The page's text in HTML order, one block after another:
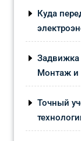
Куда
Монтаж и
Точный